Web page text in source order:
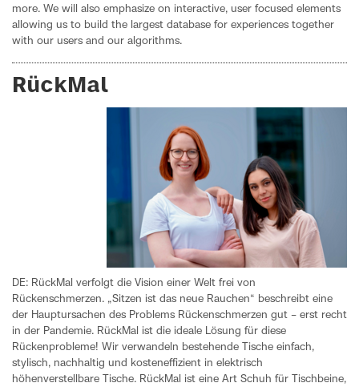
more. We will also emphasize on interactive, user focused elements
allowing us to build the largest database for experiences together
with our users and our algorithms.
RückMal
DE: RückMal verfolgt die Vision einer Welt frei von
Rückenschmerzen. „Sitzen ist das neue Rauchen“ beschreibt eine
der Hauptursachen des Problems Rückenschmerzen gut – erst recht
in der Pandemie. RückMal ist die ideale Lösung für diese
Rückenprobleme! Wir verwandeln bestehende Tische einfach,
stylisch, nachhaltig und kosteneffizient in elektrisch
höhenverstellbare Tische. RückMal ist eine Art Schuh für Tischbeine,